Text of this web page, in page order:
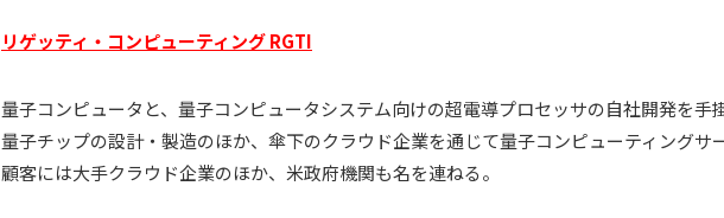
リゲッティ・コンピューティング RGTI
量子コンピュータと、量子コンピュータシステム向けの超電導プロセッサの自社開発を手
量子チップの設計・製造のほか、傘下のクラウド企業を通じて量子コンピューティングサ
顧客には大手クラウド企業のほか、米政府機関も名を連ねる。